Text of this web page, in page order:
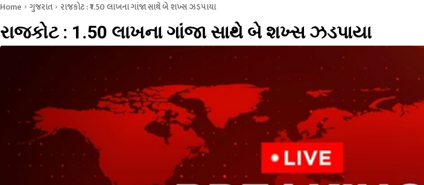
Home ગુજરાત રાજકોટ : ₹1.50 લાખના ગાંજા સાથે બે શખ્સ ઝડપાયા
રાજકોટ : ₹1.50 લાખના ગાંજા સાથે બે શખ્સ ઝડપાયા